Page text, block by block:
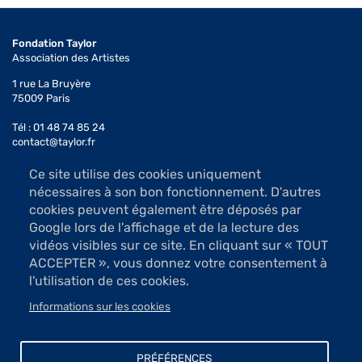
Ce site utilise des cookies uniquement
nécessaires à son bon fonctionnement. D'autres
cookies peuvent également être déposés par
Google lors de l'affichage et de la lecture des
vidéos visibles sur ce site. En cliquant sur « TOUT
ACCEPTER », vous donnez votre consentement à
l'utilisation de ces cookies.
Informations sur les cookies
PRÉFÉRENCES
Fondation Taylor
Association des Artistes
1 rue La Bruyère
75009 Paris
Tél : 01 48 74 85 24
contact@taylor.fr
Accès : Métro Saint-Georges (ligne 12)
Bus 74, arrêt Saint-Georges
Les salles d'exposition sont ouvertes du mardi au samedi
de 13h à 19h (sauf jours fériés)
Accès libre